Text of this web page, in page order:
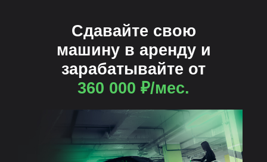
Сдавайте свою
машину в аренду и
зарабатывайте от
360 000 ₽/мес.